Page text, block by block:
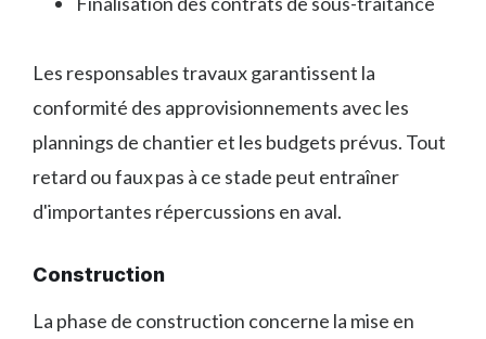
Les responsables travaux garantissent la
conformité des approvisionnements avec les
plannings de chantier et les budgets prévus. Tout
retard ou faux pas à ce stade peut entraîner
d'importantes répercussions en aval.
Construction
La phase de construction concerne la mise en